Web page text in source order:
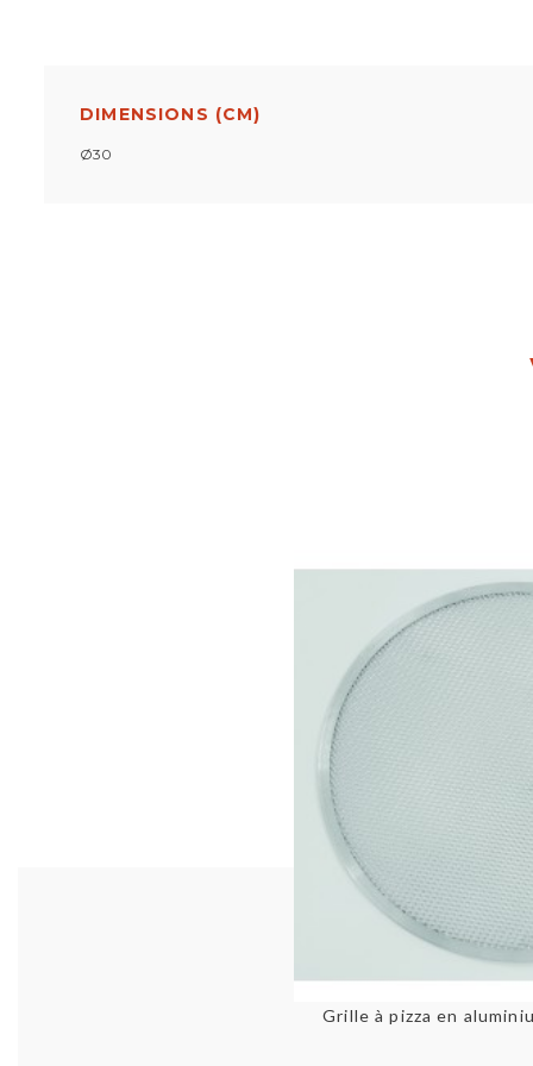
DIMENSIONS (CM)
Ø30
Aperçu
Grille à pizza en